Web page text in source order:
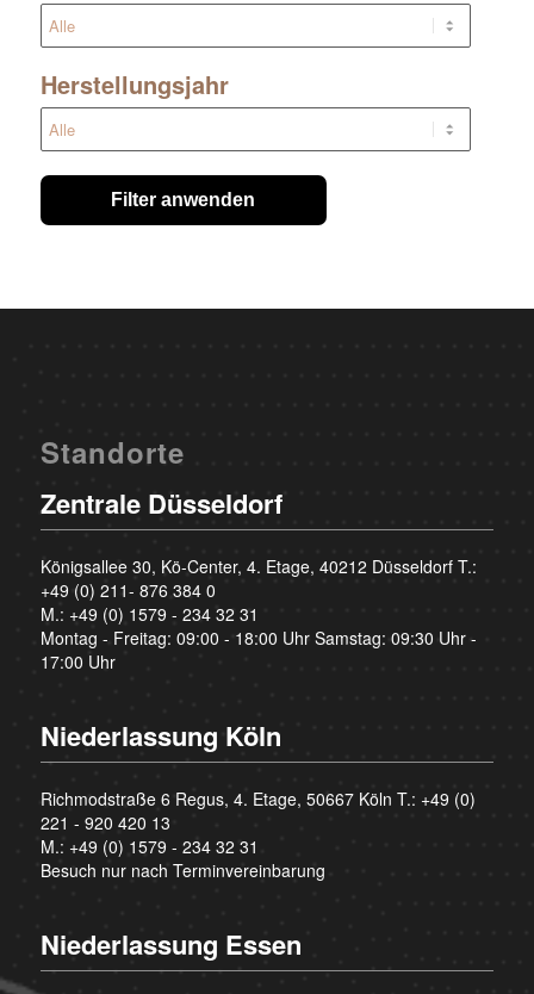
Herstellungsjahr
Filter anwenden
Standorte
Zentrale Düsseldorf
Königsallee 30, Kö-Center, 4. Etage, 40212 Düsseldorf T.:
+49 (0) 211- 876 384 0
M.: +49 (0) 1579 - 234 32 31
Montag - Freitag: 09:00 - 18:00 Uhr Samstag: 09:30 Uhr -
17:00 Uhr
Niederlassung Köln
Richmodstraße 6 Regus, 4. Etage, 50667 Köln T.: +49 (0)
221 - 920 420 13
M.: +49 (0) 1579 - 234 32 31
Besuch nur nach Terminvereinbarung
Niederlassung Essen